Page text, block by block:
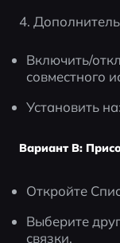
4.
Включить/
совместного
Установить
Вариант B:
Откройте
Выберите
связки.